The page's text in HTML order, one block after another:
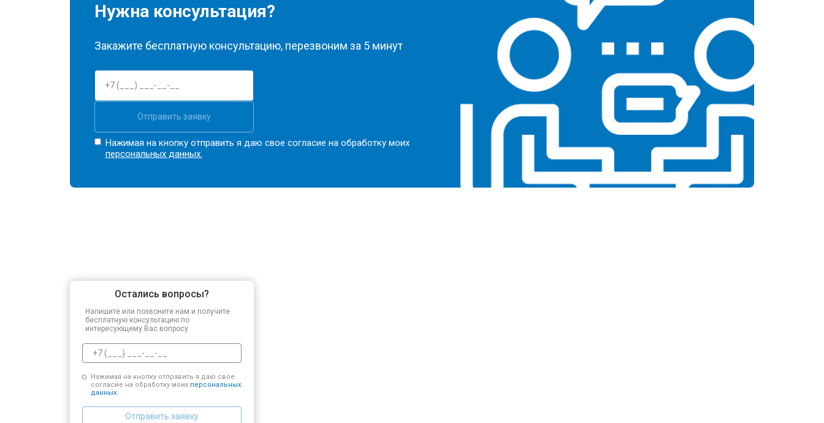
Нужна консультация?
Закажите бесплатную консультацию, перезвоним за 5 минут
Отправить заявку
Нажимая на кнопку отправить я даю свое согласие на обработку моих
персональных данных.
Остались вопросы?
Напишите или позвоните нам и получите
бесплатную консультацию по
интересующему Вас вопросу.
Нажимая на кнопку отправить я даю свое
согласие на обработку моих персональных
данных.
Отправить заявку